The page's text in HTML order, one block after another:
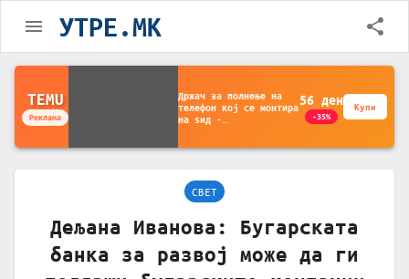
УТРЕ.MK
TEMU
Реклама
Држач за полнење на
телефон кој се монтира
на ѕид -
за чување на покрај
56 ден
-35%
Купи
СВЕТ
Дељана Иванова: Бугарската
банка за развој може да ги